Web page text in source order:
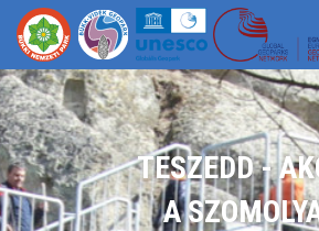
TESZEDD -
A